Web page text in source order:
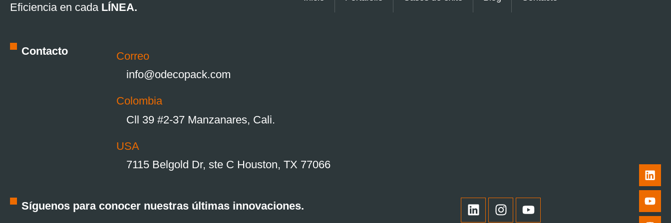
Eficiencia en cada LÍNEA.
Contacto
Correo
info@odecopack.com
Colombia
Cll 39 #2-37 Manzanares, Cali.
USA
7115 Belgold Dr, ste C Houston, TX 77066
Síguenos para conocer nuestras últimas innovaciones.